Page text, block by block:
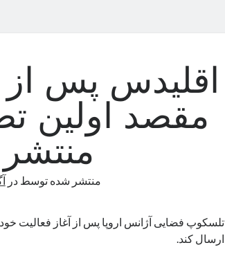
اقلیدس پس از
مقصد اولین
منتشر شده توسطدر
تلسکوپ فضایی آژانس اروپا پس از آغاز فعالیت
ارسال کند.